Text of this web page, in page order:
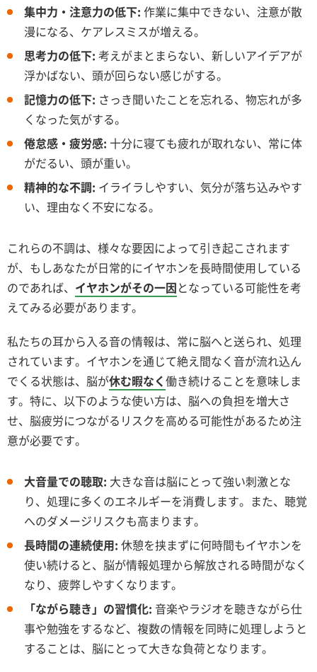
集中力・注意力の低下: 作業に集中できない、注意が散
漫になる、ケアレスミスが増える。
思考力の低下: 考えがまとまらない、新しいアイデアが
浮かばない、頭が回らない感じがする。
記憶力の低下: さっき聞いたことを忘れる、物忘れが多
くなった気がする。
倦怠感・疲労感: 十分に寝ても疲れが取れない、常に体
がだるい、頭が重い。
精神的な不調: イライラしやすい、気分が落ち込みやす
い、理由なく不安になる。
これらの不調は、様々な要因によって引き起こされます
が、もしあなたが日常的にイヤホンを長時間使用している
のであれば、 イヤホンがその一因となっている可能性を考
えてみる必要があります。
私たちの耳から入る音の情報は、常に脳へと送られ、処理
されています。イヤホンを通じて絶え間なく音が流れ込ん
でくる状態は、脳が休む暇なく働き続けることを意味しま
す。特に、以下のような使い方は、脳への負担を増大さ
せ、脳疲労につながるリスクを高める可能性があるため注
意が必要です。
大音量での聴取: 大きな音は脳にとって強い刺激とな
り、処理に多くのエネルギーを消費します。また、聴覚
へのダメージリスクも高まります。
長時間の連続使用: 休憩を挟まずに何時間もイヤホンを
使い続けると、脳が情報処理から解放される時間がなく
なり、疲弊しやすくなります。
「ながら聴き」の習慣化: 音楽やラジオを聴きながら仕
事や勉強をするなど、複数の情報を同時に処理しようと
することは、脳にとって大きな負荷となります。